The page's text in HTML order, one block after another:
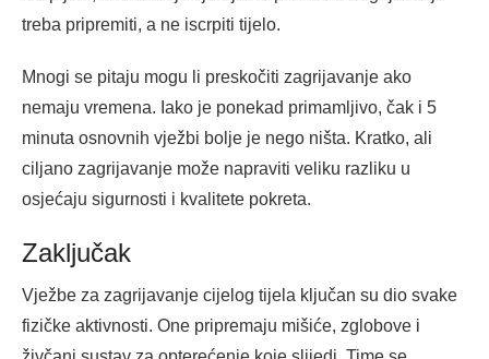
treba pripremiti, a ne iscrpiti tijelo.
Mnogi se pitaju mogu li preskočiti zagrijavanje ako
nemaju vremena. Iako je ponekad primamljivo, čak i 5
minuta osnovnih vježbi bolje je nego ništa. Kratko, ali
ciljano zagrijavanje može napraviti veliku razliku u
osjećaju sigurnosti i kvalitete pokreta.
Zaključak
Vježbe za zagrijavanje cijelog tijela ključan su dio svake
fizičke aktivnosti. One pripremaju mišiće, zglobove i